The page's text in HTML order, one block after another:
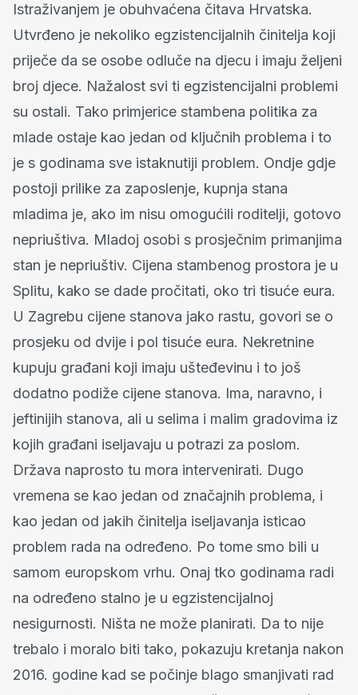
Istraživanjem je obuhvaćena čitava Hrvatska.
Utvrđeno je nekoliko egzistencijalnih činitelja koji
priječe da se osobe odluče na djecu i imaju željeni
broj djece. Nažalost svi ti egzistencijalni problemi
su ostali. Tako primjerice stambena politika za
mlade ostaje kao jedan od ključnih problema i to
je s godinama sve istaknutiji problem. Ondje gdje
postoji prilike za zaposlenje, kupnja stana
mladima je, ako im nisu omogućili roditelji, gotovo
nepriuštiva. Mladoj osobi s prosječnim primanjima
stan je nepriuštiv. Cijena stambenog prostora je u
Splitu, kako se dade pročitati, oko tri tisuće eura.
U Zagrebu cijene stanova jako rastu, govori se o
prosjeku od dvije i pol tisuće eura. Nekretnine
kupuju građani koji imaju ušteđevinu i to još
dodatno podiže cijene stanova. Ima, naravno, i
jeftinijih stanova, ali u selima i malim gradovima iz
kojih građani iseljavaju u potrazi za poslom.
Država naprosto tu mora intervenirati. Dugo
vremena se kao jedan od značajnih problema, i
kao jedan od jakih činitelja iseljavanja isticao
problem rada na određeno. Po tome smo bili u
samom europskom vrhu. Onaj tko godinama radi
na određeno stalno je u egzistencijalnoj
nesigurnosti. Ništa ne može planirati. Da to nije
trebalo i moralo biti tako, pokazuju kretanja nakon
2016. godine kad se počinje blago smanjivati rad